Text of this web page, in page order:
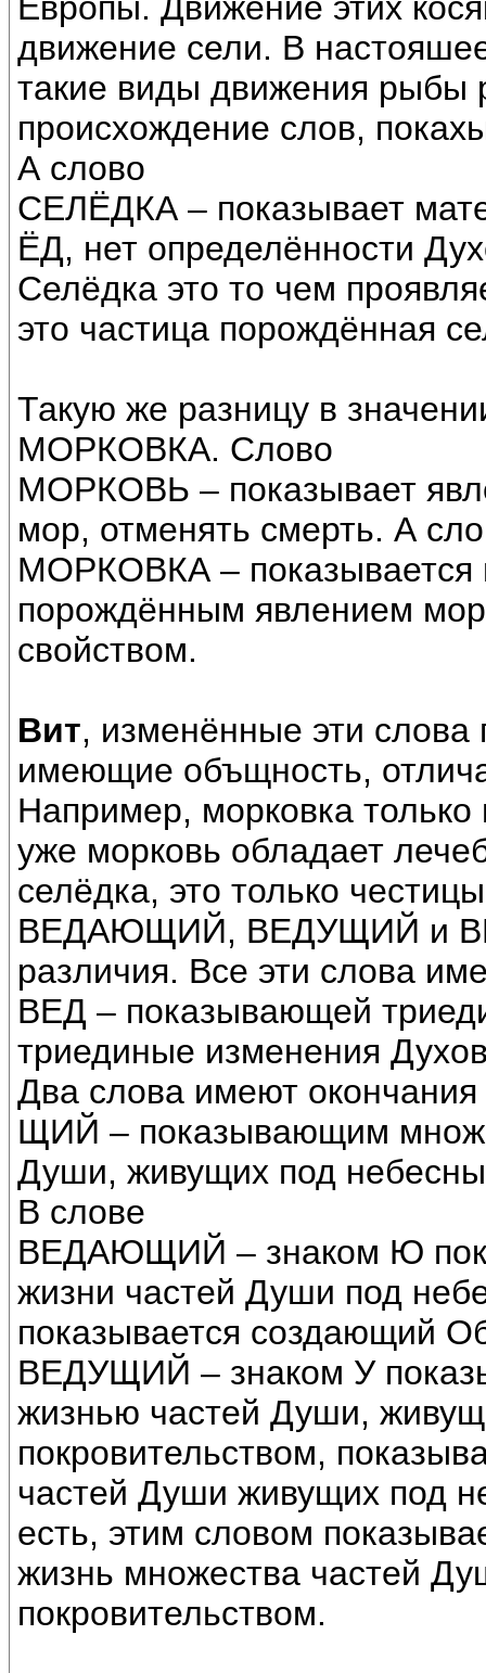
Европы. Движение этих
движение сели. В
такие виды движения рыбы
происхождение слов,
А слово
СЕЛЁДКА – показывает
ЁД, нет определённости
Селёдка это то чем
это частица порождённая
Такую же разницу в
МОРКОВКА. Слово
МОРКОВЬ – показывает
мор, отменять смерть. А
МОРКОВКА – показывается
порождённым явлением
свойством.
Вит, изменённые эти
имеющие объщность,
Например, морковка
уже морковь обладает
селёдка, это только
ВЕДАЮЩИЙ, ВЕДУЩИЙ и
различия. Все эти слова
ВЕД – показывающей
триединые изменения
Два слова имеют окончания
ЩИЙ – показывающим
Души, живущих под
В слове
ВЕДАЮЩИЙ – знаком Ю
жизни частей Души под
показывается создающий
ВЕДУЩИЙ – знаком У
жизнью частей Души,
покровительством,
частей Души живущих под
есть, этим словом
жизнь множества частей
покровительством.